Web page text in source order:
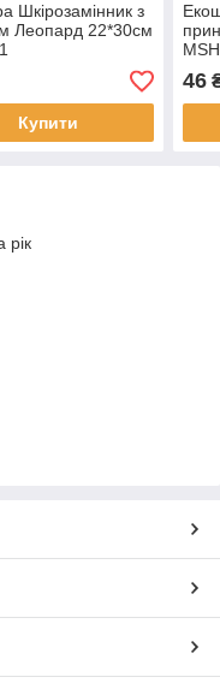
Шкірозамінник з
Леопард 22*30см
Купити
46
рік